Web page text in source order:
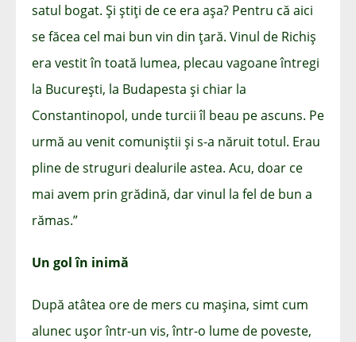
satul bogat. Și știți de ce era așa? Pentru că aici
se făcea cel mai bun vin din țară. Vinul de Richiș
era vestit în toată lumea, plecau vagoane întregi
la București, la Budapesta și chiar la
Constantinopol, unde turcii îl beau pe ascuns. Pe
urmă au venit comuniștii și s-a năruit totul. Erau
pline de struguri dealurile astea. Acu, doar ce
mai avem prin grădină, dar vinul la fel de bun a
rămas.”
Un gol în inimă
După atâtea ore de mers cu mașina, simt cum
alunec ușor într-un vis, într-o lume de poveste,